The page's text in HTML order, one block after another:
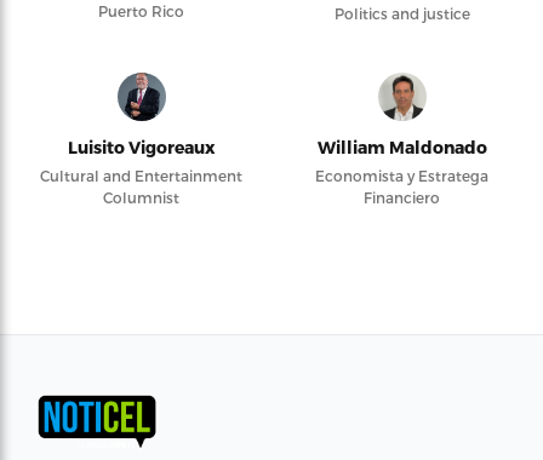
Puerto Rico
Politics and justice
Luisito Vigoreaux
Cultural and Entertainment
Columnist
William Maldonado
Economista y Estratega
Financiero